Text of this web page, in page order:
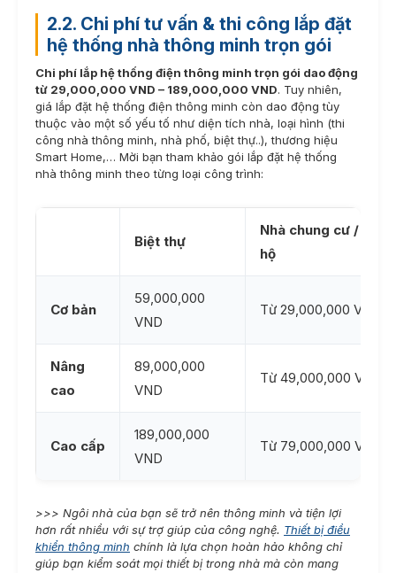
2.2. Chi phí tư vấn & thi công lắp đặt
hệ thống nhà thông minh trọn gói
Chi phí lắp hệ thống điện thông minh trọn gói dao động
từ 29,000,000 VND – 189,000,000 VND. Tuy nhiên,
giá lắp đặt hệ thống điện thông minh còn dao động tùy
thuộc vào một số yếu tố như diện tích nhà, loại hình (thi
công nhà thông minh, nhà phố, biệt thự..), thương hiệu
Smart Home,… Mời bạn tham khảo gói lắp đặt hệ thống
nhà thông minh theo từng loại công trình:
Biệt thự
Nhà chung cư / Căn
hộ
Cơ bản
59,000,000
VND
Từ 29,000,000 VND
Nâng
cao
89,000,000
VND
Từ 49,000,000 VND
Cao cấp
189,000,000
VND
Từ 79,000,000 VND
>>> Ngôi nhà của bạn sẽ trở nên thông minh và tiện lợi
hơn rất nhiều với sự trợ giúp của công nghệ. Thiết bị điều
khiển thông minh chính là lựa chọn hoàn hảo không chỉ
giúp bạn kiểm soát mọi thiết bị trong nhà mà còn mang